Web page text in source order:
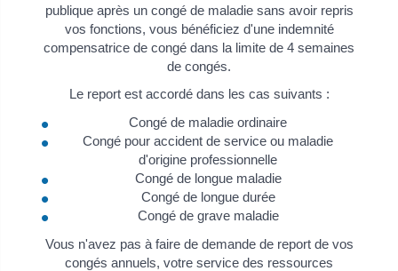
publique après un congé de maladie sans avoir repris
vos fonctions, vous bénéficiez d'une indemnité
compensatrice de congé dans la limite de 4 semaines
de congés.
Le report est accordé dans les cas suivants :
Congé de maladie ordinaire
Congé pour accident de service ou maladie
d'origine professionnelle
Congé de longue maladie
Congé de longue durée
Congé de grave maladie
Vous n'avez pas à faire de demande de report de vos
congés annuels, votre service des ressources